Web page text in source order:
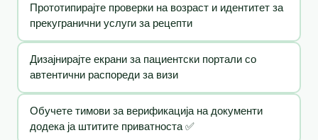
Прототипирајте проверки на возраст и идентитет за
прекугранични услуги за рецепти
Дизајнирајте екрани за пациентски портали со
автентични распореди за визи
Обучете тимови за верификација на документи
додека ја штитите приватноста ✅